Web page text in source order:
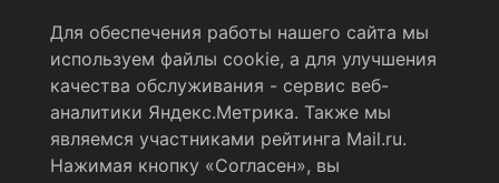
Политика конфиденциальности
Согласие на обработку персональных данных
RSS-лента
Для обеспечения работы нашего сайта мы
используем файлы cookie, а для улучшения
качества обслуживания - сервис веб-
аналитики Яндекс.Метрика. Также мы
являемся участниками рейтинга Mail.ru.
Нажимая кнопку «Согласен», вы